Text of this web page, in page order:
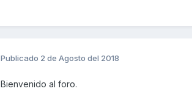
Publicado 2 de Agosto del 2018
Bienvenido al foro.